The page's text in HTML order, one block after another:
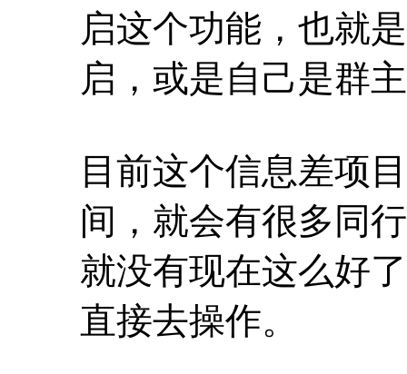
启这个功能，也就
启，或是自己是群
目前这个信息差项
间，就会有很多同
就没有现在这么好
直接去操作。